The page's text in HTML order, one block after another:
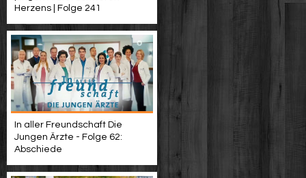
Herzens | Folge 241
In aller Freundschaft Die
Jungen Ärzte - Folge 62:
Abschiede